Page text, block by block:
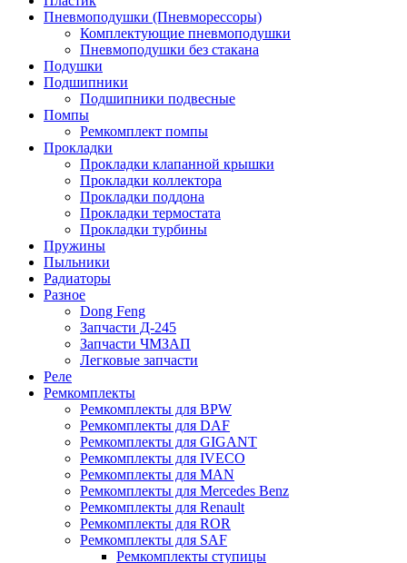
Пневмоподушки (Пневморессоры)
Комплектующие пневмоподушки
Пневмоподушки без стакана
Подушки
Подшипники
Подшипники подвесные
Помпы
Ремкомплект помпы
Прокладки
Прокладки клапанной крышки
Прокладки коллектора
Прокладки поддона
Прокладки термостата
Прокладки турбины
Пружины
Пыльники
Радиаторы
Разное
Dong Feng
Запчасти Д-245
Запчасти ЧМЗАП
Легковые запчасти
Реле
Ремкомплекты
Ремкомплекты для BPW
Ремкомплекты для DAF
Ремкомплекты для GIGANT
Ремкомплекты для IVECO
Ремкомплекты для MAN
Ремкомплекты для Mercedes Benz
Ремкомплекты для Renault
Ремкомплекты для ROR
Ремкомплекты для SAF
Ремкомплекты ступицы